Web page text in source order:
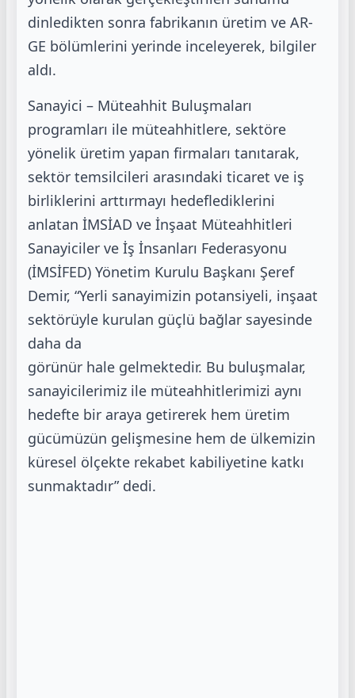
dinledikten sonra fabrikanın üretim ve AR-
GE bölümlerini yerinde inceleyerek, bilgiler
aldı.
Sanayici – Müteahhit Buluşmaları
programları ile müteahhitlere, sektöre
yönelik üretim yapan firmaları tanıtarak,
sektör temsilcileri arasındaki ticaret ve iş
birliklerini arttırmayı hedeflediklerini
anlatan İMSİAD ve İnşaat Müteahhitleri
Sanayiciler ve İş İnsanları Federasyonu
(İMSİFED) Yönetim Kurulu Başkanı Şeref
Demir, “Yerli sanayimizin potansiyeli, inşaat
sektörüyle kurulan güçlü bağlar sayesinde
daha da
görünür hale gelmektedir. Bu buluşmalar,
sanayicilerimiz ile müteahhitlerimizi aynı
hedefte bir araya getirerek hem üretim
gücümüzün gelişmesine hem de ülkemizin
küresel ölçekte rekabet kabiliyetine katkı
sunmaktadır” dedi.